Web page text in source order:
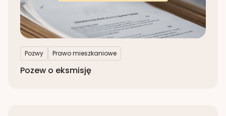
Pozwy Prawo mieszkaniowe
Pozew o eksmisję